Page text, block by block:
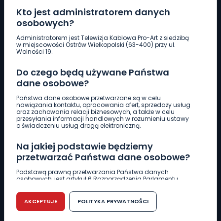
Kto jest administratorem danych
osobowych?
Administratorem jest Telewizja Kablowa Pro-Art z siedzibą
w miejscowości Ostrów Wielkopolski (63-400) przy ul.
Wolności 19.
Do czego będą używane Państwa
dane osobowe?
Państwa dane osobowe przetwarzane są w celu
nawiązania kontaktu, opracowania ofert, sprzedaży usług
oraz zachowania relacji biznesowych, a także w celu
przesyłania informacji handlowych w rozumieniu ustawy
o świadczeniu usług drogą elektroniczną.
Na jakiej podstawie będziemy
przetwarzać Państwa dane osobowe?
Podstawą prawną przetwarzania Państwa danych
osobowych, jest artykuł 6 Rozporządzenia Parlamentu
r. w sprawie ochrony osób fizycznych w związku z
przetwarzaniem danych osobowych w sprawie
swobodnego przepływu takich danych oraz uchylenia
dyrektywy 95/46/WE (RODO).
AKCEPTUJE POLITYKA PRYWATNOŚCI
Pobierz logotyp
661 997 997
REDAKCJA
62 735 22 22redakcja@wlkp24.info
DZIAŁ REKLAMY
62 735 01 85 reklama@wlkp24.info
WIADOMOŚCI
CIEKAWOSTKI